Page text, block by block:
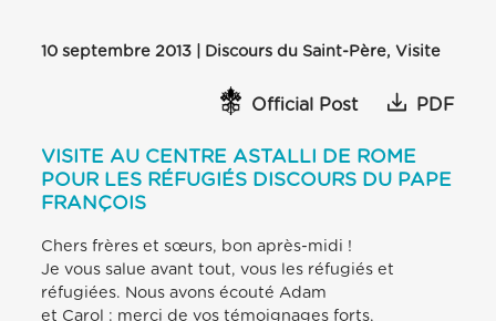
10 septembre 2013 | Discours du Saint-Père, Visite
Official Post PDF
VISITE AU CENTRE ASTALLI DE ROME
POUR LES RÉFUGIÉS DISCOURS DU PAPE
FRANÇOIS
Chers frères et sœurs, bon après-midi !
Je vous salue avant tout, vous les réfugiés et
réfugiées. Nous avons écouté Adam
et Carol : merci de vos témoignages forts,